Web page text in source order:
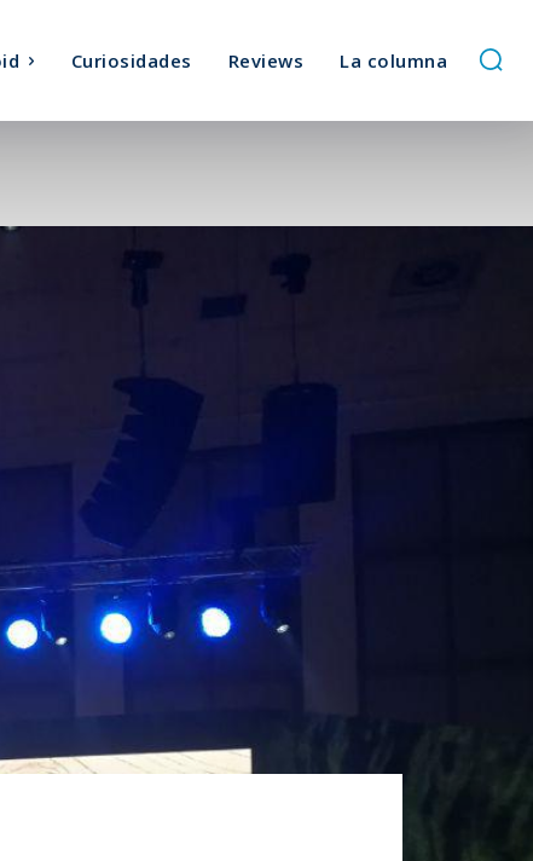
Curiosidades Reviews La columna